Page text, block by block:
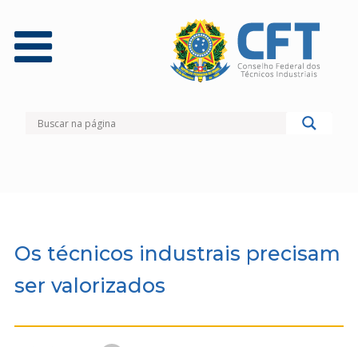
Os técnicos industrais precisam
ser valorizados